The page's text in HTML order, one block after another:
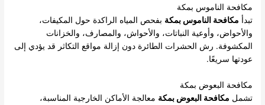
مكافحة الناموس بمكة
تبدأ مكافحة الناموس بمكة بفحص المياه الراكدة حول المكيفات،
والأحواض، وأوعية النباتات، والأحواش، والمصارف، والخزانات
المكشوفة. رش الحشرات الطائرة دون إزالة مواقع التكاثر قد يؤدي إلى
عودتها سريعًا.
مكافحة البعوض بمكة
تشمل مكافحة البعوض بمكة معالجة الأماكن الخارجية المناسبة،